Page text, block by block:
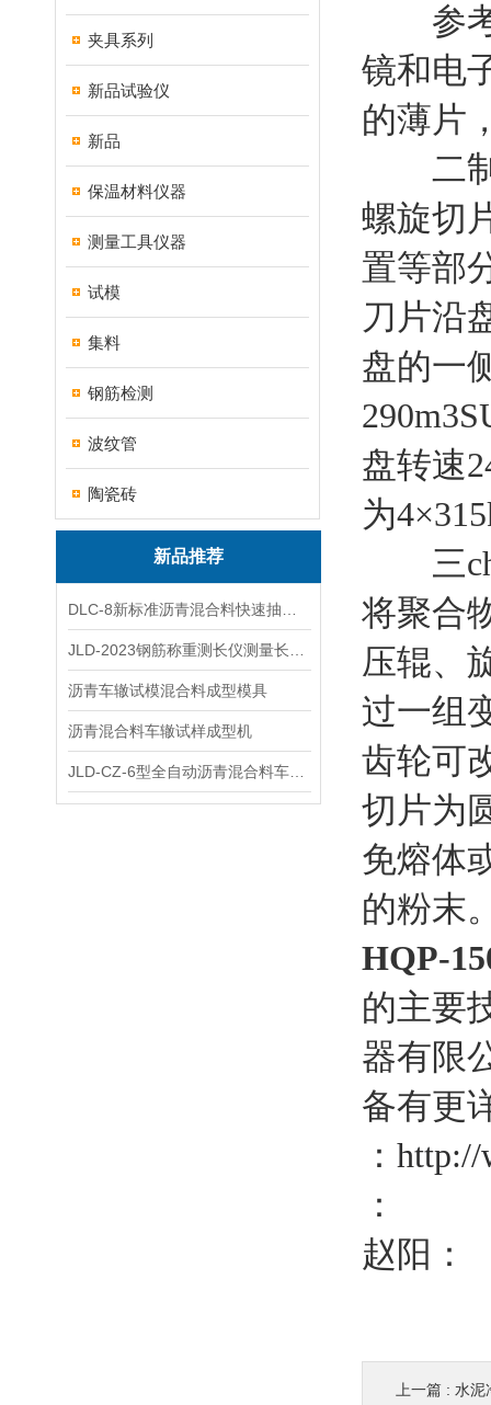
夹具系列
新品试验仪
新品
保温材料仪器
测量工具仪器
试模
集料
钢筋检测
波纹管
陶瓷砖
新品推荐
沥青车辙试模混合料成型模具
沥青混合料车辙试样成型机
参考
镜和电
的薄片
二制
螺旋切
置等部
刀片沿
盘的一
盘转速
为
三
将聚合
压辊、
过一组
齿轮可
切片为
免熔体
的粉末
HQP-
的主要
器有限
备有更
： http://
：
赵阳：
上一篇 : 水泥